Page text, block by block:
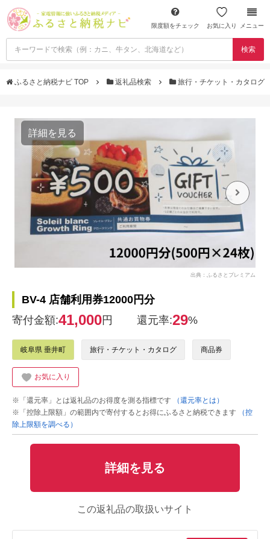
限度額をチェック お気に入り メニュー
検索
ふるさと納税ナビ TOP 返礼品検索 旅行・チケット・カタログ
詳細を見る
出典：ふるさとプレミアム
BV-4 店舗利用券12000円分
寄付金額:41,000円 還元率:29%
岐阜県 垂井町 旅行・チケット・カタログ 商品券
お気に入り
※「還元率」とは返礼品のお得度を測る指標です
（還元率とは）
※「控除上限額」の範囲内で寄付するとお得にふるさと納税できます
（控
除上限額を調べる）
詳細を見る
この返礼品の取扱いサイト